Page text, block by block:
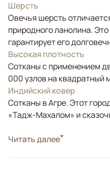
Шерсть
Овечья шерсть
природного ланолина.
гарантирует его
Высокая плотность
Сотканы с применением
000 узлов на квадратный
Индийский ковер
Сотканы в Агре. Этот
«Тадж-Махалом» и
СтильКлассические
Читать далее